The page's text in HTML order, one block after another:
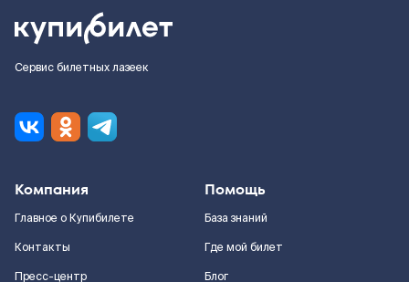
Сервис билетных лазеек
Компания
Главное о Купибилете
Контакты
Пресс-центр
Помощь
База знаний
Где мой билет
Блог